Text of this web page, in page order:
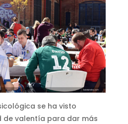
se ha visto
de valentía para dar más